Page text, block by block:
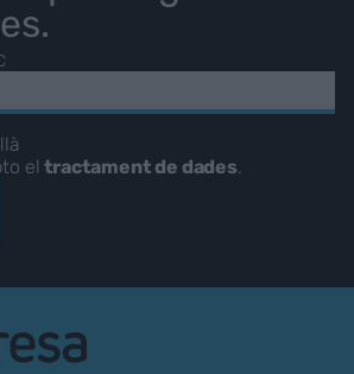
eltractament de dades.